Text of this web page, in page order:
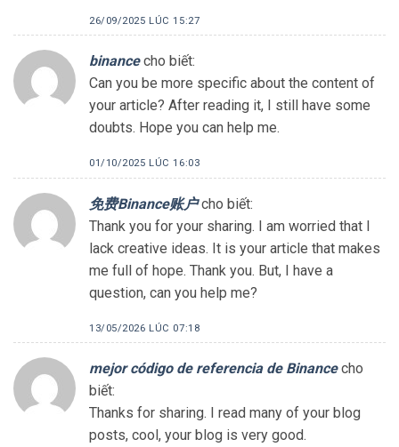
26/09/2025 LÚC 15:27
binance cho biết:
Can you be more specific about the content of
your article? After reading it, I still have some
doubts. Hope you can help me.
01/10/2025 LÚC 16:03
免费Binance账户 cho biết:
Thank you for your sharing. I am worried that I
lack creative ideas. It is your article that makes
me full of hope. Thank you. But, I have a
question, can you help me?
13/05/2026 LÚC 07:18
mejor código de referencia de Binance cho
biết:
Thanks for sharing. I read many of your blog
posts, cool, your blog is very good.